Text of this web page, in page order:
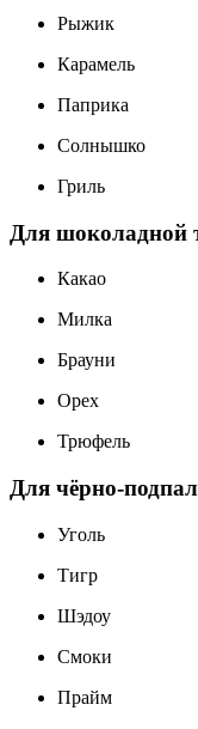
Рыжик
Карамель
Паприка
Солнышко
Гриль
Для шоколадной
Какао
Милка
Брауни
Орех
Трюфель
Для чёрно-
Уголь
Тигр
Шэдоу
Смоки
Прайм